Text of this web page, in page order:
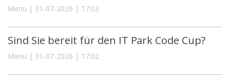
Menu | 31-07-2026 | 17:03
Sind Sie bereit für den IT Park Code Cup?
Menu | 31-07-2026 | 17:02